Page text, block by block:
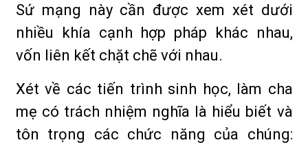
Sứ mạng này cần được xem xét dưới
nhiều khía cạnh hợp pháp khác nhau,
vốn liên kết chặt chẽ với nhau.
Xét về các tiến trình sinh học, làm cha
mẹ có trách nhiệm nghĩa là hiểu biết và
tôn trọng các chức năng của chúng: